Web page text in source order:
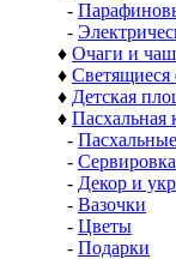
-
-
♦ Очаги и
♦
♦ Детская
♦ Пасхальная
-
-
- Декор и
- Вазочки
- Цветы
- Подарки